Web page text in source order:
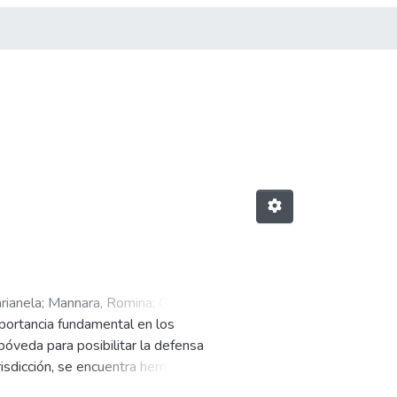
; Mannara, Romina;
Fernanda;Alonso, Daniel
;Martin, Patricio;Bialogorski,
fundamental en los
para posibilitar la defensa
se encuentra hermanado